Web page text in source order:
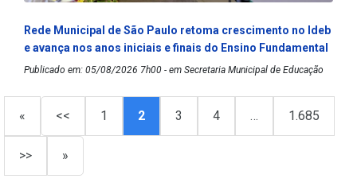
Rede Municipal de São Paulo retoma crescimento no Ideb
e avança nos anos iniciais e finais do Ensino Fundamental
Publicado em: 05/08/2026 7h00 - em Secretaria Municipal de Educação
« << 1 2 3 4 … 1.685
>> »